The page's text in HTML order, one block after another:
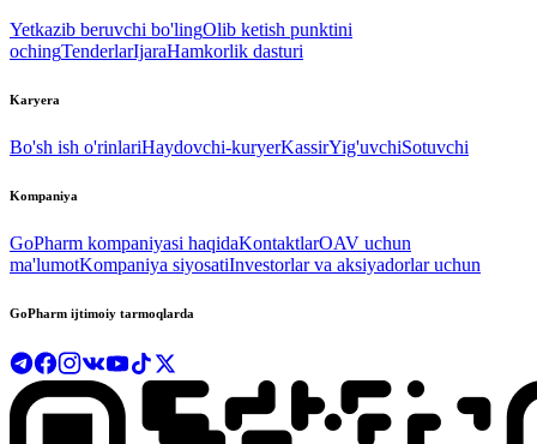
Yetkazib beruvchi bo'lingOlib ketish punktini
ochingTenderlarIjaraHamkorlik dasturi
Karyera
Bo'sh ish o'rinlariHaydovchi-kuryerKassirYig'uvchiSotuvchi
Kompaniya
GoPharm kompaniyasi haqidaKontaktlarOAV uchun
ma'lumotKompaniya siyosatiInvestorlar va aksiyadorlar uchun
GoPharm ijtimoiy tarmoqlarda